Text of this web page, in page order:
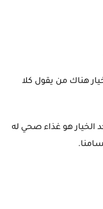
هناك من يقول كلا
هو غذاء صحي له